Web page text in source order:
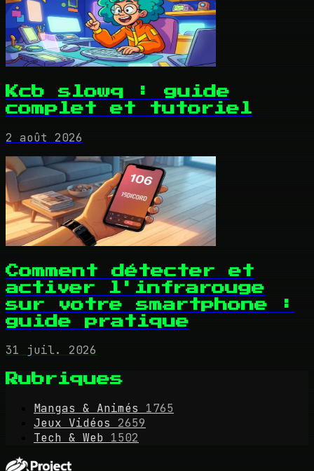
Kcb slowq : guide
complet et tutoriel
2 août 2026
Comment détecter et
activer l'infrarouge
sur votre smartphone :
guide pratique
31 juil. 2026
Rubriques
Mangas & Animés
1765
Jeux Vidéos
2659
Tech & Web 1502